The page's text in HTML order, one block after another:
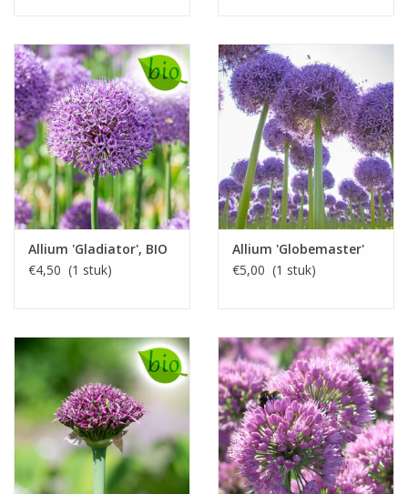
Allium 'Gladiator', BIO
€4,50 (1 stuk)
Allium 'Globemaster'
€5,00 (1 stuk)